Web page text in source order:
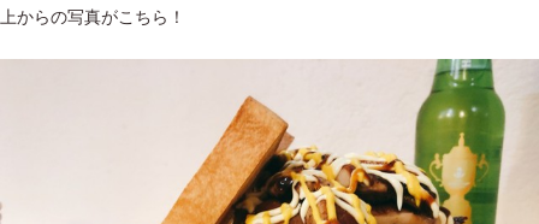
上からの写真がこちら！